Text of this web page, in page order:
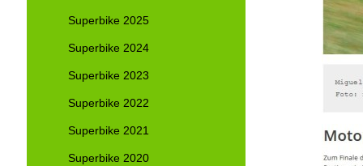
Superbike 2025
Superbike 2024
Superbike 2023
Superbike 2022
Superbike 2021
Superbike 2020